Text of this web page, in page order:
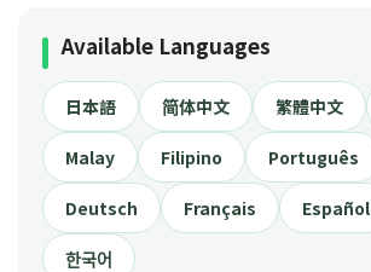
Available Languages
日本語 简体中文 繁體中文
Malay Filipino Português
Deutsch Français Español
한국어